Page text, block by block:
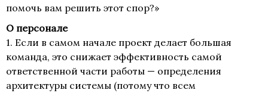
помочь вам решить этот спор?»
О персонале
1. Если в самом начале проект делает большая
команда, это снижает эффективность самой
ответственной части работы — определения
архитектуры системы (потому что всем